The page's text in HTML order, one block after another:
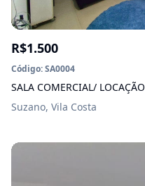
R$1.500
Código: SA0004
SALA COMERCIAL/ LOCAÇÃO
Suzano, Vila Costa